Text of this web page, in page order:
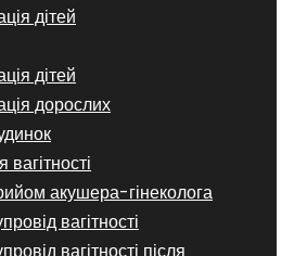
дітей
дітей
дорослих
акушера-гінеколога
вагітності